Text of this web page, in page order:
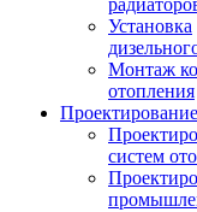
Установка
Монтаж
отопления
Проектирование
систем